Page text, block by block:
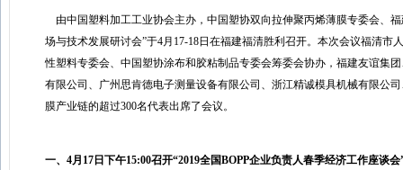
由中国塑料加工工业协会主办，中国塑协双向拉伸聚丙烯薄膜专委会、
场与技术发展研讨会”于4月17-18日在福建福清胜利召开。本次会议福清
性塑料专委会、中国塑协涂布和胶粘制品专委会筹委会协办，福建友谊集
有限公司、广州思肯德电子测量设备有限公司、浙江精诚模具机械有限公
膜产业链的超过300名代表出席了会议。
一、4月17日下午15:00召开“2019全国BOPP企业负责人春季经济工作座谈会